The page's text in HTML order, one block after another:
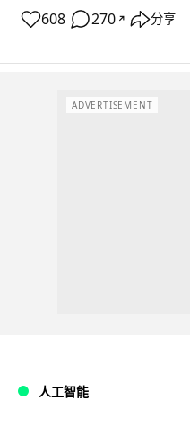
608 270 ↗ 分享
ADVERTISEMENT
人工智能